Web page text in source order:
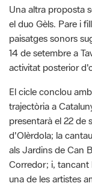
14 de setembre a
activitat posterior
El cicle conclou
trajectòria a
presentarà el 22 de
d'Olèrdola; la
als Jardins de Can
Corredor; i, tancant
una de les artistes
nostra, qui oferirà,
composicions en
les vores del pantà